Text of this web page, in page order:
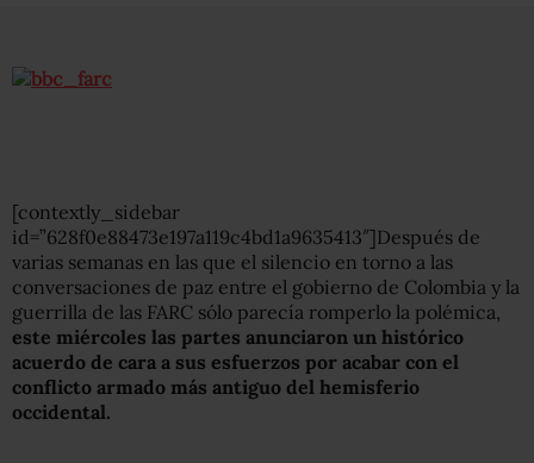
[contextly_sidebar
id=”628f0e88473e197a119c4bd1a9635413″]Después de
varias semanas en las que el silencio en torno a las
conversaciones de paz entre el gobierno de Colombia y la
guerrilla de las FARC sólo parecía romperlo la polémica,
este miércoles las partes anunciaron un histórico
acuerdo de cara a sus esfuerzos por acabar con el
conflicto armado más antiguo del hemisferio
occidental.